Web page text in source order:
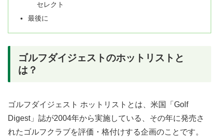
セレクト
最後に
ゴルフダイジェストのホットリストと
は？
ゴルフダイジェスト ホットリストとは、米国「Golf
Digest」誌が2004年から実施している、その年に発売さ
れたゴルフクラブを評価・格付けする企画のことです。